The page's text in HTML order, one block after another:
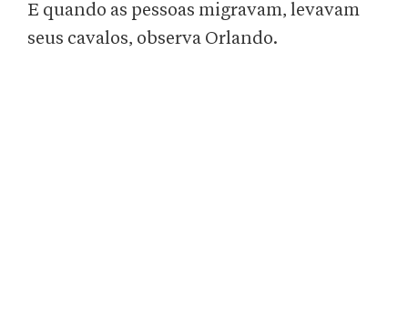
E quando as pessoas migravam, levavam
seus cavalos, observa Orlando.